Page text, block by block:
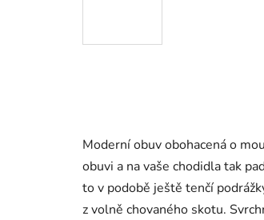
Moderní obuv obohacená o
obuvi a na vaše chodidla tak
to v podobě ještě tenčí
z volně chovaného skotu.